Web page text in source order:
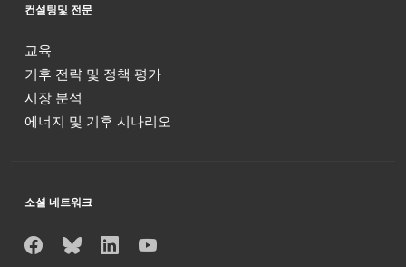
컨설팅및 전문
교육
기후 전략 및 정책 평가
시장 분석
에너지 및 기후 시나리오
소셜 네트워크